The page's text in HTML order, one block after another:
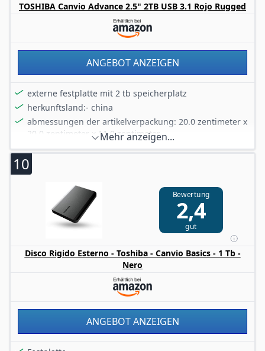
TOSHIBA Canvio Advance 2.5" 2TB USB 3.1 Rojo Rugged
ANGEBOT ANZEIGEN
externe festplatte mit 2 tb speicherplatz
herkunftsland:- china
abmessungen der artikelverpackung: 20.0 zentimeter x
20.0 zentimeter x 11.0 zentimeter
verpackungsgewicht: 1.0 kilograms
Festplattengröße: 2.0 TB
Mehr anzeigen...
10
Bewertung
2,4
gut
Disco Rigido Esterno - Toshiba - Canvio Basics - 1 Tb -
Nero
ANGEBOT ANZEIGEN